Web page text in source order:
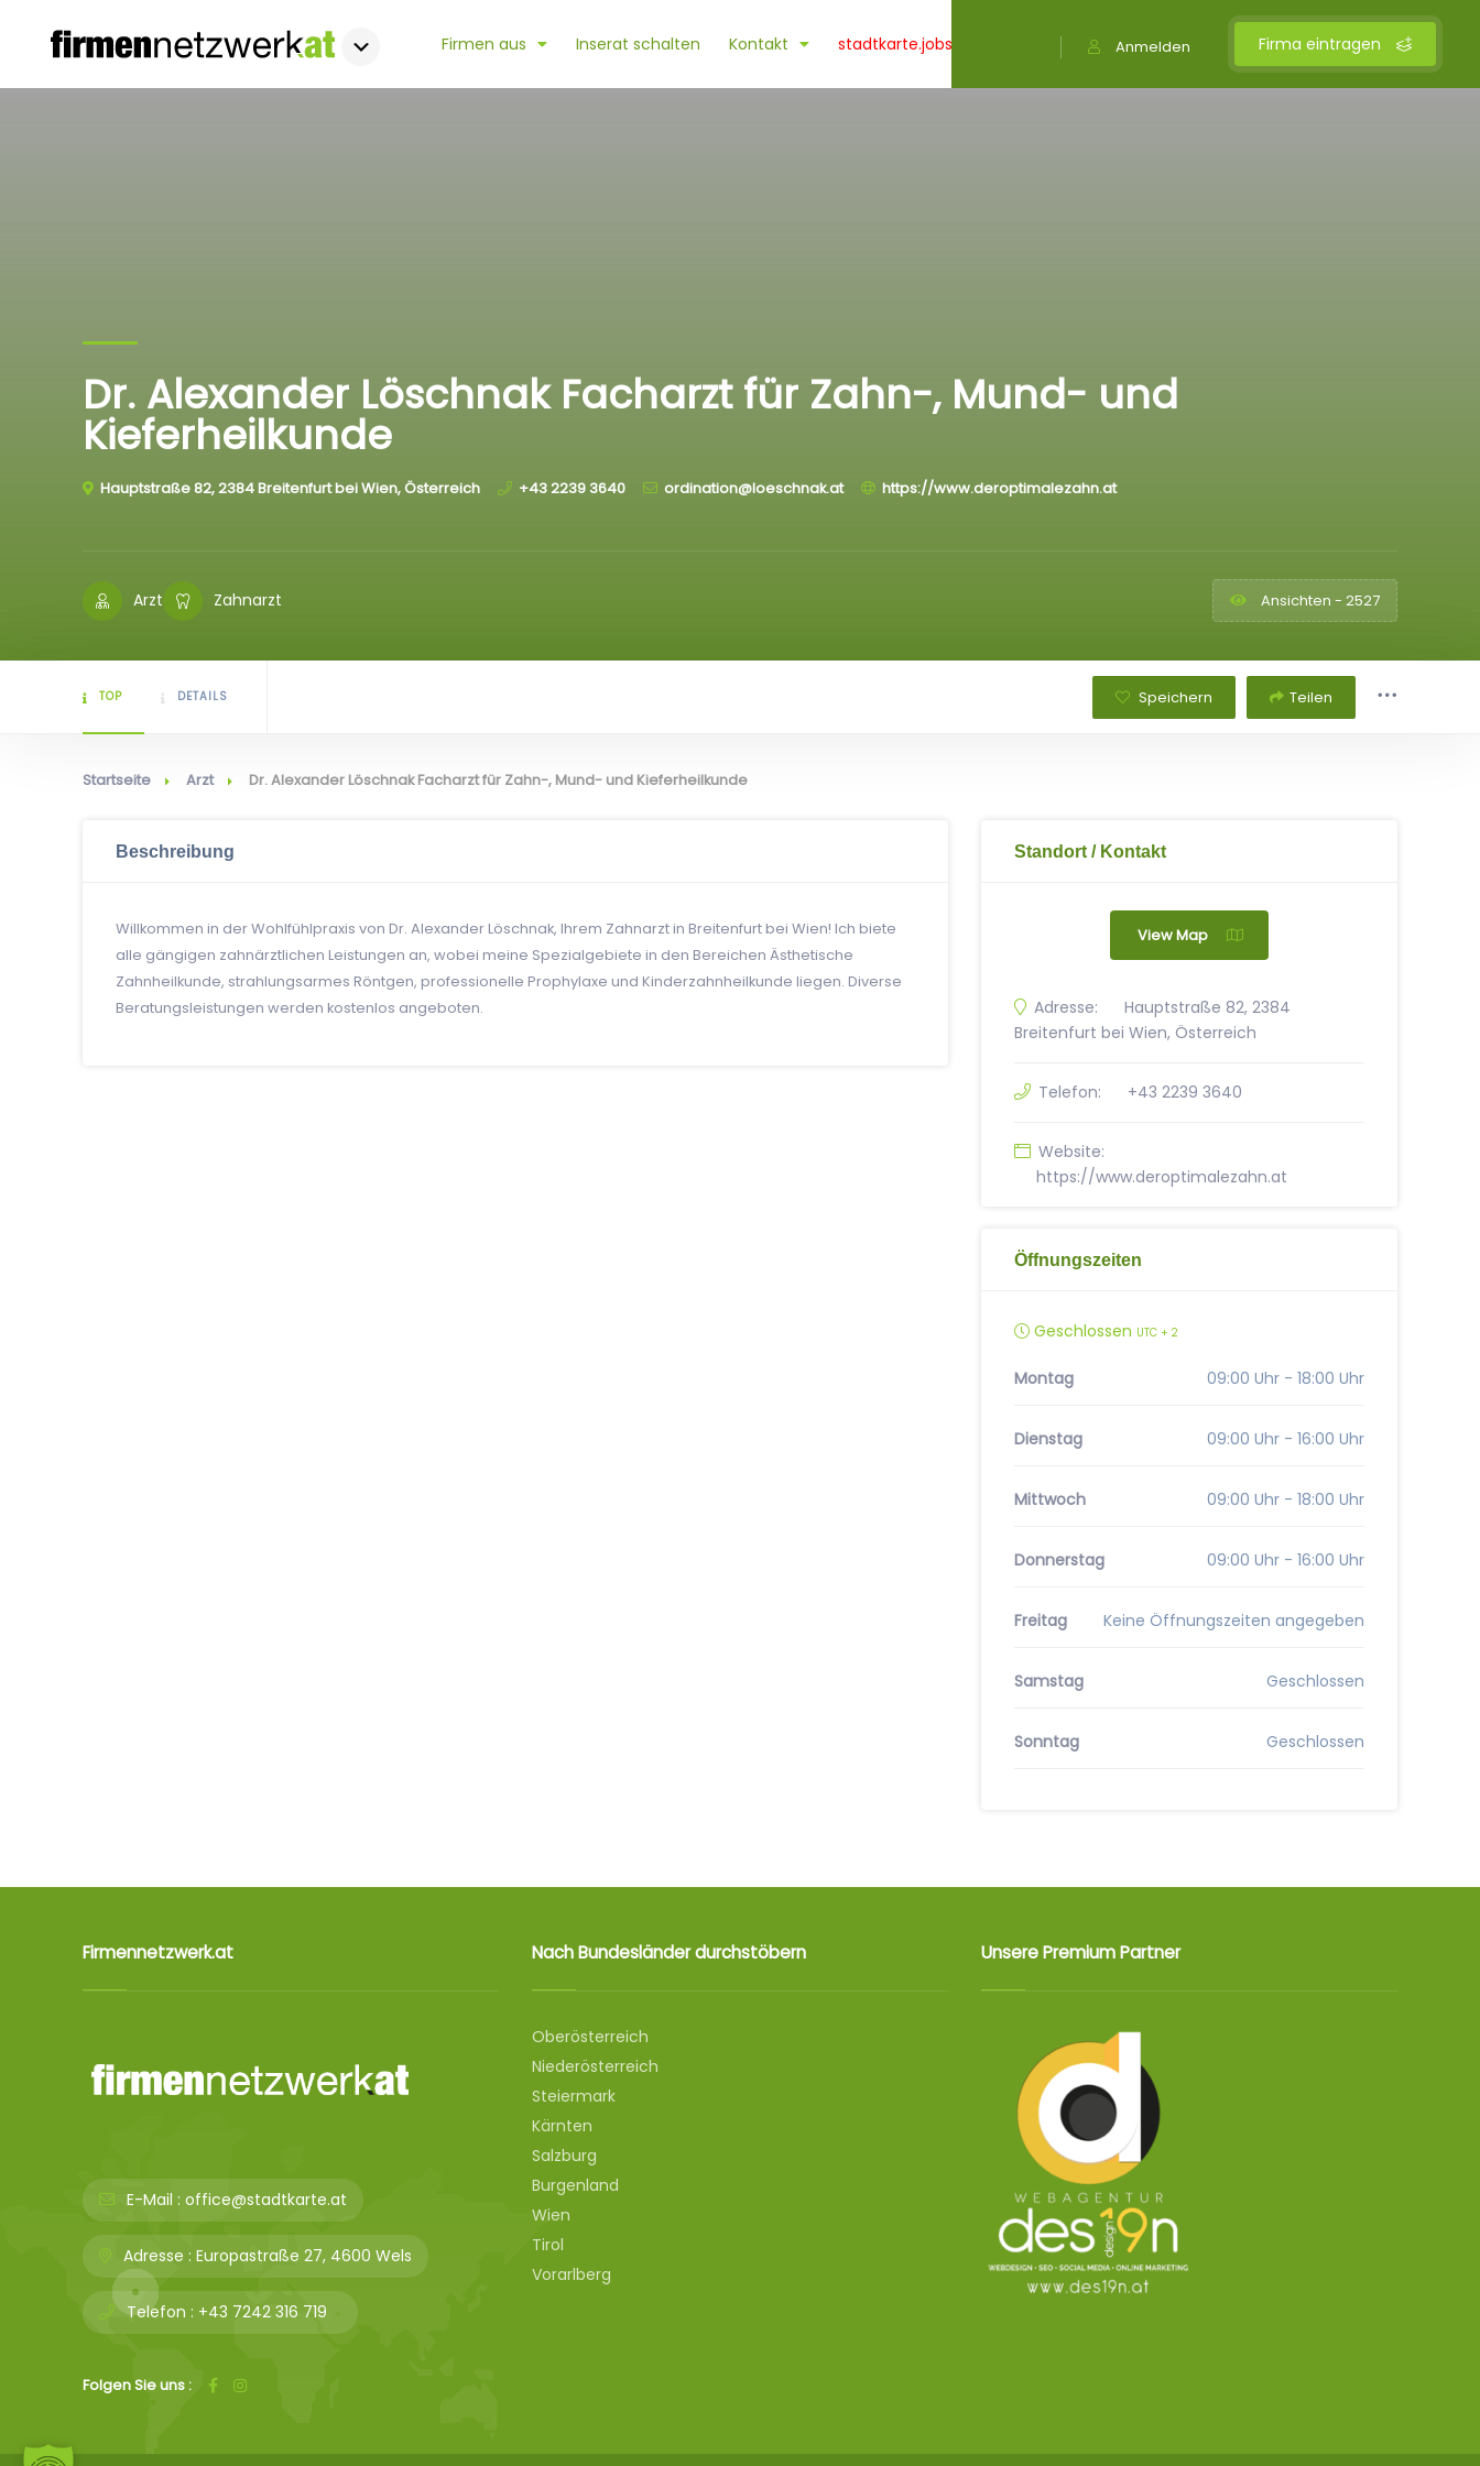
Firma eintragen
Anmelden
Firmen aus Inserat schalten Kontakt stadtkarte.jobs
Dr. Alexander Löschnak Facharzt für Zahn-, Mund- und
Kieferheilkunde
Hauptstraße 82, 2384 Breitenfurt bei Wien, Österreich +43 2239 3640 ordination@loeschnak.at https://www.deroptimalezahn.at
Arzt Zahnarzt Ansichten - 2527
TOP DETAILS Speichern Teilen
Startseite Arzt Dr. Alexander Löschnak Facharzt für Zahn-, Mund- und Kieferheilkunde
Beschreibung
Willkommen in der Wohlfühlpraxis von Dr. Alexander Löschnak, Ihrem Zahnarzt in Breitenfurt bei Wien! Ich biete
alle gängigen zahnärztlichen Leistungen an, wobei meine Spezialgebiete in den Bereichen Ästhetische
Zahnheilkunde, strahlungsarmes Röntgen, professionelle Prophylaxe und Kinderzahnheilkunde liegen. Diverse
Beratungsleistungen werden kostenlos angeboten.
Standort / Kontakt
View Map
Adresse:
Hauptstraße 82, 2384
Breitenfurt bei Wien, Österreich
Telefon: +43 2239 3640
Website:
https://www.deroptimalezahn.at
Öffnungszeiten
Geschlossen UTC + 2
Montag 09:00 Uhr - 18:00 Uhr
Dienstag 09:00 Uhr - 16:00 Uhr
Mittwoch 09:00 Uhr - 18:00 Uhr
Donnerstag 09:00 Uhr - 16:00 Uhr
Freitag Keine Öffnungszeiten angegeben
Samstag Geschlossen
Sonntag Geschlossen
Firmennetzwerk.at
E-Mail : office@stadtkarte.at
Adresse : Europastraße 27, 4600 Wels
Telefon : +43 7242 316 719
Folgen Sie uns :
Nach Bundesländer durchstöbern
Oberösterreich
Niederösterreich
Steiermark
Kärnten
Salzburg
Burgenland
Wien
Tirol
Vorarlberg
Unsere Premium Partner